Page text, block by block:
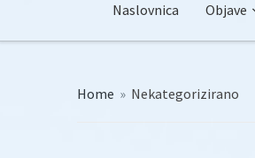
Naslovnica Objave
Home » Nekategorizirano